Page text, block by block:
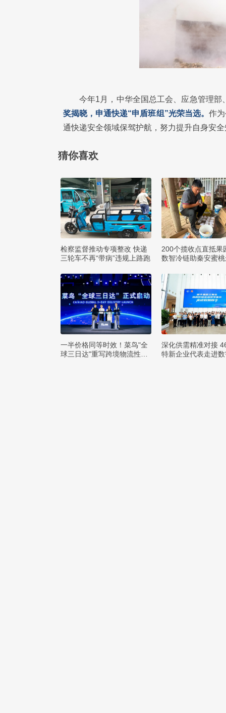
今年1月，中华全国总工会、应急管理部
奖揭晓，申通快递“申盾班组”光荣当选。 作
通快递安全领域保驾护航，努力提升自身安
猜你喜欢
检察监督推动专项整改 快递
三轮车不再“带病”违规上路跑
200个揽收点直抵果
数智冷链助秦安蜜
一半价格同等时效！菜鸟"全
球三日达"重写跨境物流性价
深化供需精准对接
特新企业代表走进